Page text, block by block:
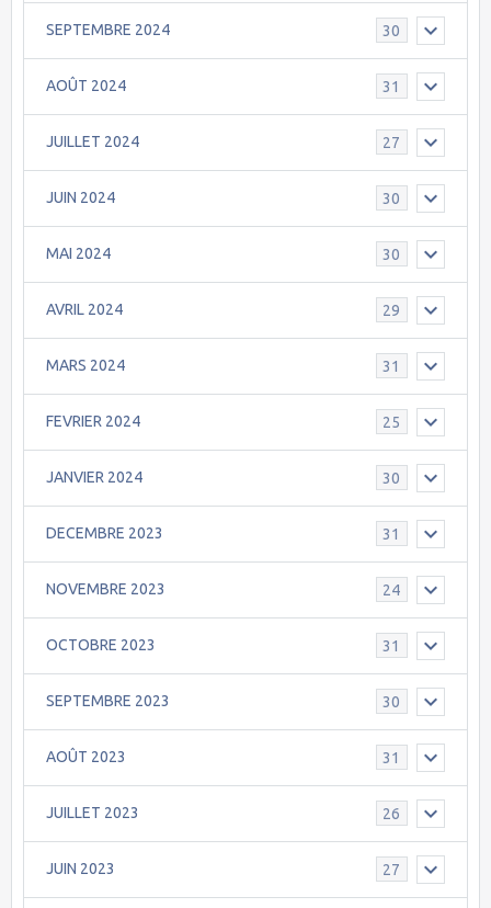
SEPTEMBRE 2024 30
AOÛT 2024 31
JUILLET 2024 27
JUIN 2024 30
MAI 2024 30
AVRIL 2024 29
MARS 2024 31
FEVRIER 2024 25
JANVIER 2024 30
DECEMBRE 2023 31
NOVEMBRE 2023 24
OCTOBRE 2023 31
SEPTEMBRE 2023 30
AOÛT 2023 31
JUILLET 2023 26
JUIN 2023 27